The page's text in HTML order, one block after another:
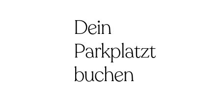
Dein
Parkplatzt
buchen